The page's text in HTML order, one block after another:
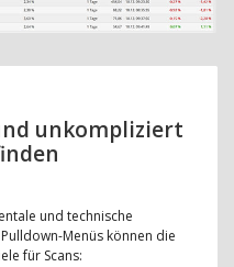
unkompliziert
und technische
Menüs können die
für Scans: